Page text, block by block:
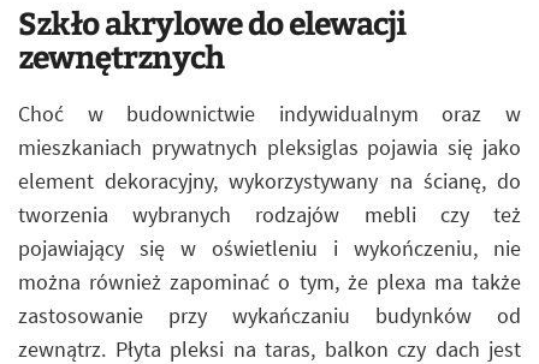
Szkło akrylowe do elewacji
zewnętrznych
Choć w budownictwie indywidualnym oraz w
mieszkaniach prywatnych pleksiglas pojawia się jako
element dekoracyjny, wykorzystywany na ścianę, do
tworzenia wybranych rodzajów mebli czy też
pojawiający się w oświetleniu i wykończeniu, nie
można również zapominać o tym, że plexa ma także
zastosowanie przy wykańczaniu budynków od
zewnątrz. Płyta pleksi na taras, balkon czy dach jest